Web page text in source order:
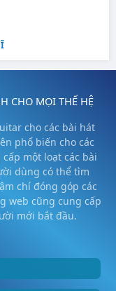
CHO MỌI THẾ HỆ
cho các bài hát
phổ biến cho các
một loạt các bài
dùng có thể tìm
chí đóng góp các
web cũng cung cấp
mới bắt đầu.